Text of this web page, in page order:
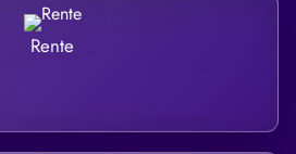
Rente